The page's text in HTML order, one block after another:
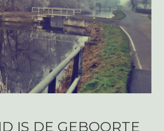
IS DE GEBOORTE